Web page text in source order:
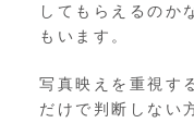
してもらえるのか
もいます。
写真映えを重視す
だけで判断しない